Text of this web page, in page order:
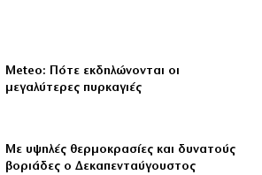
Meteo: Πότε εκδηλώνονται οι
μεγαλύτερες πυρκαγιές
Με υψηλές θερμοκρασίες και δυνατούς
βοριάδες ο Δεκαπενταύγουστος